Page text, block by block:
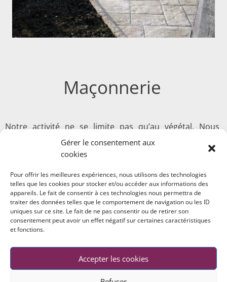
Gérer le consentement aux
cookies
Pour offrir les meilleures expériences, nous utilisons des technologies
telles que les cookies pour stocker et/ou accéder aux informations des
appareils. Le fait de consentir à ces technologies nous permettra de
traiter des données telles que le comportement de navigation ou les ID
uniques sur ce site. Le fait de ne pas consentir ou de retirer son
consentement peut avoir un effet négatif sur certaines caractéristiques
et fonctions.
Accepter les cookies
Maçonnerie
Notre activité ne se limite pas qu’au végétal. Nous
réalisons tous types de maçonnerie, de la pose d’un
simple dallage en passant par des retenues de terre en
plastique recyclé !
Design Parcs
Contact
Politique de confidentialité
Mentions légales